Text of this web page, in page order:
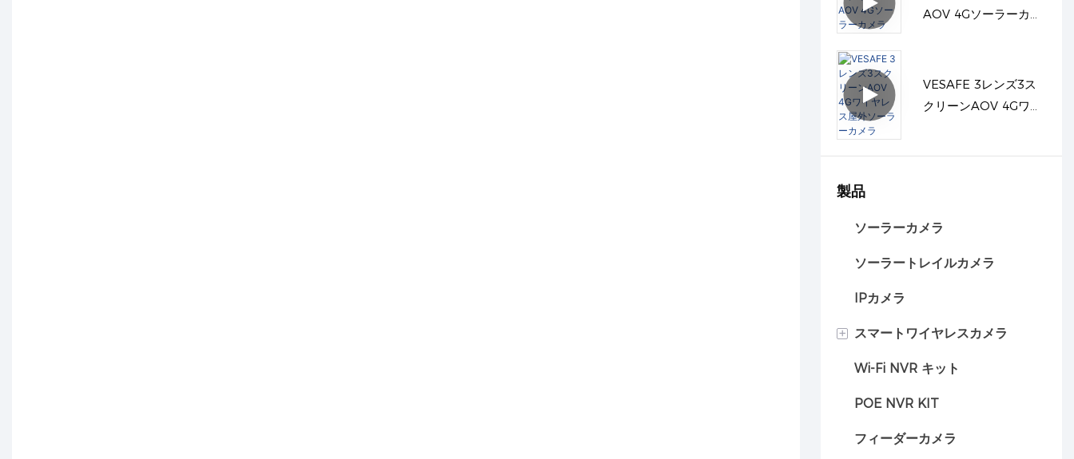
AOV 4Gソーラーカメ
VESAFE 3レンズ3ス
クリーンAOV 4Gワイ
製品
ソーラーカメラ
ソーラートレイルカメラ
IPカメラ
+ スマートワイヤレスカメラ
車のカメラ
Wi-Fi NVR キット
POE NVR KIT
フィーダーカメラ